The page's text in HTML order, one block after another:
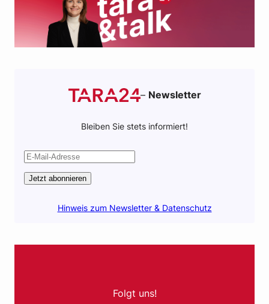
– Newsletter
Bleiben Sie stets informiert!
Jetzt abonnieren
Hinweis zum Newsletter & Datenschutz
Folgt uns!